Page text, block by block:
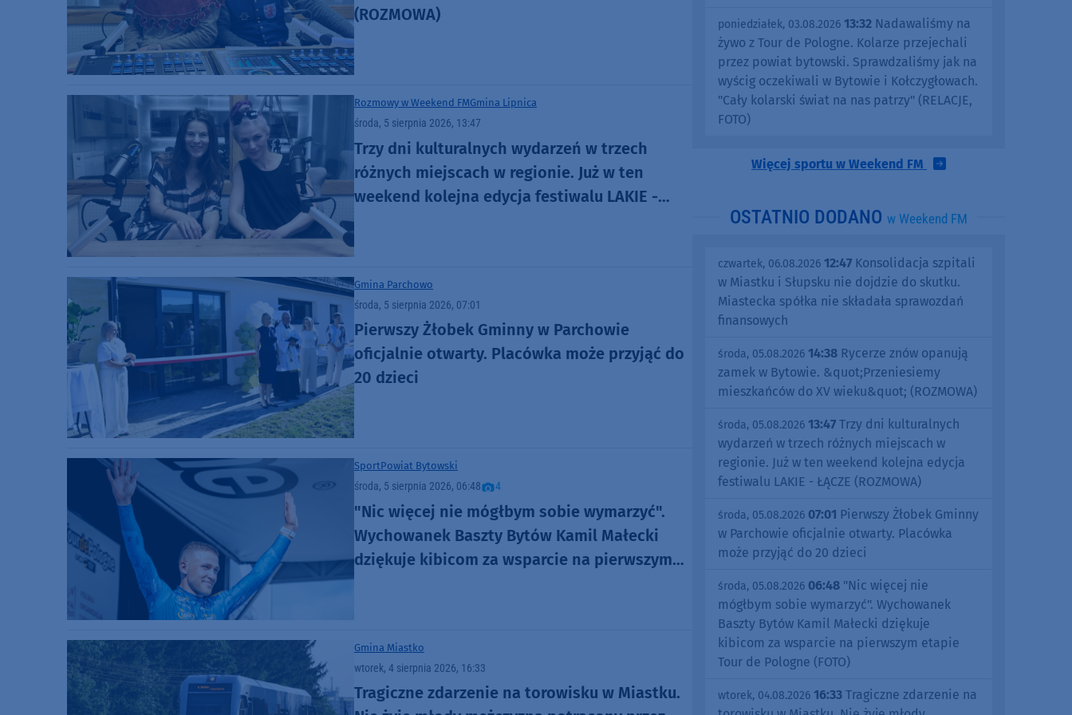
(ROZMOWA)
Rozmowy w Weekend FMGmina Lipnica
środa, 5 sierpnia 2026, 13:47
Trzy dni kulturalnych wydarzeń w trzech
różnych miejscach w regionie. Już w ten
weekend kolejna edycja festiwalu LAKIE -
Gmina Parchowo
środa, 5 sierpnia 2026, 07:01
Pierwszy Żłobek Gminny w Parchowie
oficjalnie otwarty. Placówka może przyjąć do
20 dzieci
SportPowiat Bytowski
środa, 5 sierpnia 2026, 06:48 4
"Nic więcej nie mógłbym sobie wymarzyć".
Wychowanek Baszty Bytów Kamil Małecki
dziękuje kibicom za wsparcie na pierwszym
Gmina Miastko
wtorek, 4 sierpnia 2026, 16:33
Tragiczne zdarzenie na torowisku w Miastku.
poniedziałek, 03.08.2026 13:32 Nadawaliśmy na
żywo z Tour de Pologne. Kolarze przejechali
przez powiat bytowski. Sprawdzaliśmy jak na
wyścig oczekiwali w Bytowie i Kołczygłowach.
"Cały kolarski świat na nas patrzy" (RELACJE,
FOTO)
Więcej sportu w Weekend FM
OSTATNIO DODANO w Weekend FM
czwartek, 06.08.2026 12:47 Konsolidacja szpitali
w Miastku i Słupsku nie dojdzie do skutku.
Miastecka spółka nie składała sprawozdań
finansowych
środa, 05.08.2026 14:38 Rycerze znów opanują
zamek w Bytowie. &quot;Przeniesiemy
mieszkańców do XV wieku&quot; (ROZMOWA)
środa, 05.08.2026 13:47 Trzy dni kulturalnych
wydarzeń w trzech różnych miejscach w
regionie. Już w ten weekend kolejna edycja
festiwalu LAKIE - ŁĄCZE (ROZMOWA)
środa, 05.08.2026 07:01 Pierwszy Żłobek Gminny
w Parchowie oficjalnie otwarty. Placówka
może przyjąć do 20 dzieci
środa, 05.08.2026 06:48 "Nic więcej nie
mógłbym sobie wymarzyć". Wychowanek
Baszty Bytów Kamil Małecki dziękuje
kibicom za wsparcie na pierwszym etapie
Tour de Pologne (FOTO)
wtorek, 04.08.2026 16:33 Tragiczne zdarzenie na